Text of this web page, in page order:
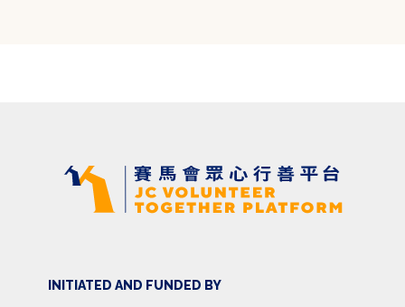
INITIATED AND FUNDED BY